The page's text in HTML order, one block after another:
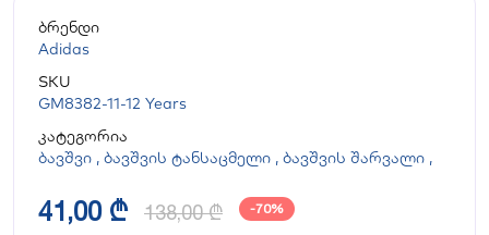
ბრენდი
Adidas
SKU
GM8382-11-12 Years
კატეგორია
ბავშვი , ბავშვის ტანსაცმელი , ბავშვის შარვალი ,
41,00 ₾ 138,00 ₾ -70%